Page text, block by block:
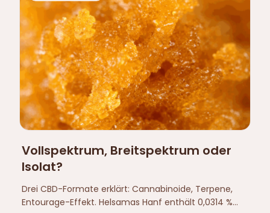
Vollspektrum, Breitspektrum oder
Isolat?
Drei CBD-Formate erklärt: Cannabinoide, Terpene,
Entourage-Effekt. Helsamas Hanf enthält 0,0314 %